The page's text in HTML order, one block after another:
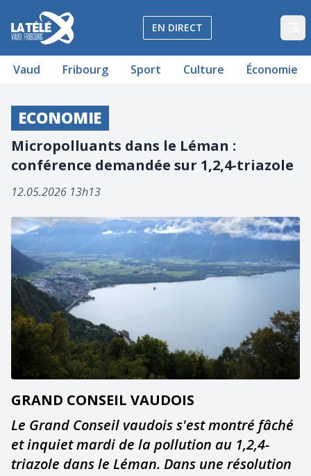
La Télé - Télévision régionale Vaud et Fribourg
EN DIRECT
Vaud Fribourg Sport Culture Économie
ECONOMIE
Micropolluants dans le Léman :
conférence demandée sur 1,2,4-triazole
12.05.2026 13h13
GRAND CONSEIL VAUDOIS
Le Grand Conseil vaudois s'est montré fâché
et inquiet mardi de la pollution au 1,2,4-
triazole dans le Léman. Dans une résolution